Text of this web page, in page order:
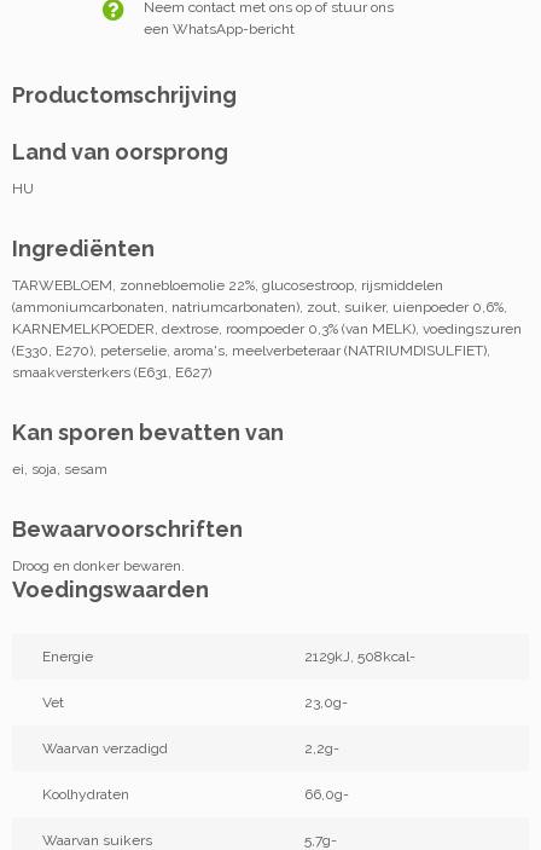
Neem contact met ons op of stuur ons
een WhatsApp-bericht
Productomschrijving
Land van oorsprong
HU
Ingrediënten
TARWEBLOEM, zonnebloemolie 22%, glucosestroop, rijsmiddelen
(ammoniumcarbonaten, natriumcarbonaten), zout, suiker, uienpoeder 0,6%,
KARNEMELKPOEDER, dextrose, roompoeder 0,3% (van MELK), voedingszuren
(E330, E270), peterselie, aroma's, meelverbeteraar (NATRIUMDISULFIET),
smaakversterkers (E631, E627)
Kan sporen bevatten van
ei, soja, sesam
Bewaarvoorschriften
Droog en donker bewaren.
Voedingswaarden
Energie 2129kJ, 508kcal-
Vet 23,0g-
Waarvan verzadigd 2,2g-
Koolhydraten 66,0g-
Waarvan suikers 5,7g-